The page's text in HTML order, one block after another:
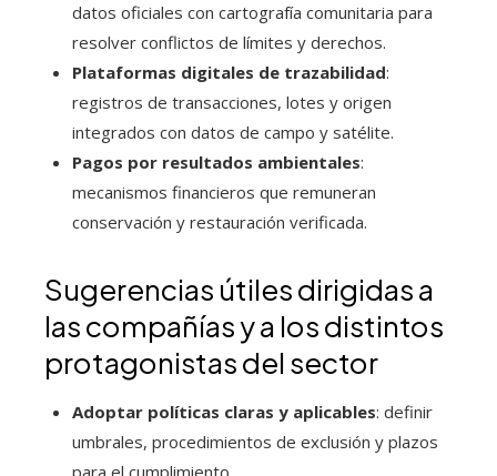
datos oficiales con cartografía comunitaria para
resolver conflictos de límites y derechos.
Plataformas digitales de trazabilidad:
registros de transacciones, lotes y origen
integrados con datos de campo y satélite.
Pagos por resultados ambientales:
mecanismos financieros que remuneran
conservación y restauración verificada.
Sugerencias útiles dirigidas a
las compañías y a los distintos
protagonistas del sector
Adoptar políticas claras y aplicables: definir
umbrales, procedimientos de exclusión y plazos